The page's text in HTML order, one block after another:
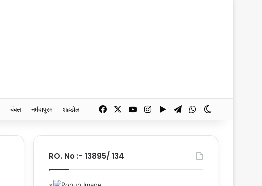
चंबल नर्मदापुरम शहडोल Facebook YouTubeInstagram
Google Play
TelegramWhatsApp
RO. No :- 13895/ 134